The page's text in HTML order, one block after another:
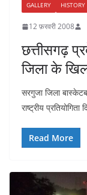
GALLERY HISTORY
12 फ़रवरी 2008
छत्तीसगढ़
जिला के
सरगुजा जिला
राष्ट्रीय
Read More